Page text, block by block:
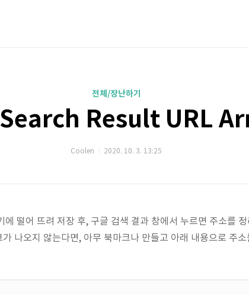
전체/장난하기
Result URL
Coolen 2020. 10. 3. 13:25
에 떨어 뜨려 저장 후, 구글 검색 결과 창에서 누르면 주소를
나오지 않는다면, 아무 북마크나 만들고 아래 내용으로 주